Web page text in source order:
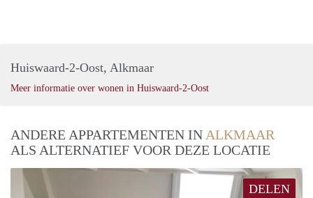
Huiswaard-2-Oost, Alkmaar
Meer informatie over wonen in Huiswaard-2-Oost
ANDERE APPARTEMENTEN IN ALKMAAR
ALS ALTERNATIEF VOOR DEZE LOCATIE
DELEN